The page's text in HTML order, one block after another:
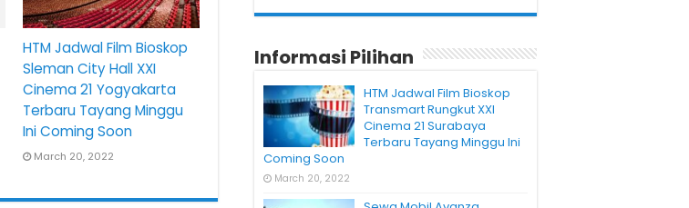
HTM Jadwal Film Bioskop
Sleman City Hall XXI
Cinema 21 Yogyakarta
Terbaru Tayang Minggu
Ini Coming Soon
March 20, 2022
Informasi Pilihan
HTM Jadwal Film Bioskop
Transmart Rungkut XXI
Cinema 21 Surabaya
Terbaru Tayang Minggu Ini
Coming Soon
March 20, 2022